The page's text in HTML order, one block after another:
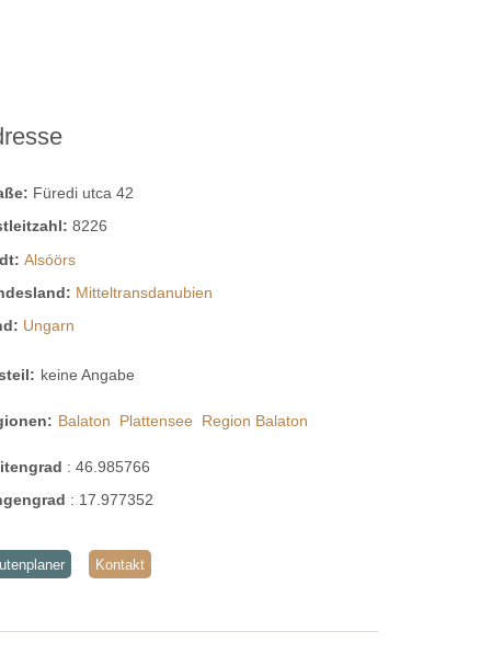
Füredi utca 42
8226
Alsóörs
Mitteltransdanubien
Ungarn
keine Angabe
Balaton Plattensee Region Balaton
:46.985766
: 17.977352
Kontakt